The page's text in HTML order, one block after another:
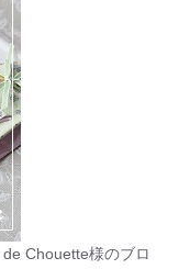
Chouette様のブロ